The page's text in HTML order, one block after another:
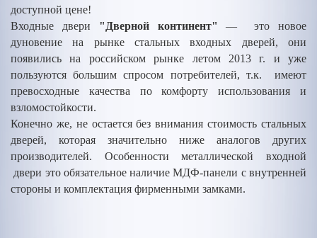
доступной цене!
Входные двери "Дверной континент" — это новое
дуновение на рынке стальных входных дверей, они
появились на российском рынке летом 2013 г. и уже
пользуются большим спросом потребителей, т.к. имеют
превосходные качества по комфорту использования и
взломостойкости.
Конечно же, не остается без внимания стоимость стальных
дверей, которая значительно ниже аналогов других
производителей. Особенности металлической входной
двери это обязательное наличие МДФ-панели с внутренней
стороны и комплектация фирменными замками.